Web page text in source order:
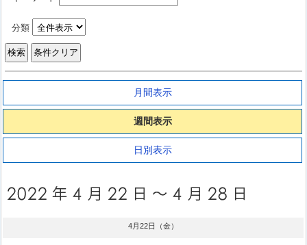
分類
月間表示
週間表示
日別表示
4月22日（金）